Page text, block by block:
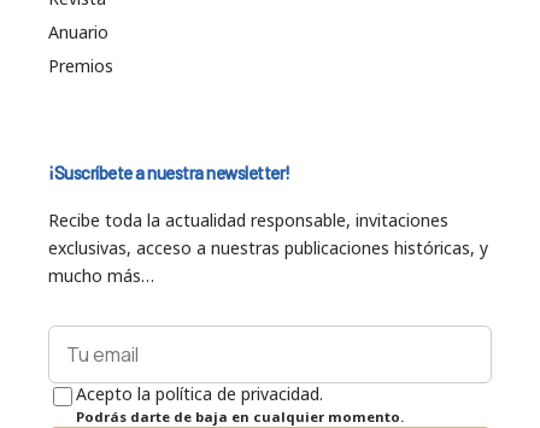
Anuario
Premios
¡Suscríbete a nuestra newsletter!
Recibe toda la actualidad responsable, invitaciones
exclusivas, acceso a nuestras publicaciones históricas, y
mucho más…
Acepto la política de privacidad.
Podrás darte de baja en cualquier momento.